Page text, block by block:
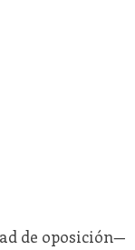
de oposición—